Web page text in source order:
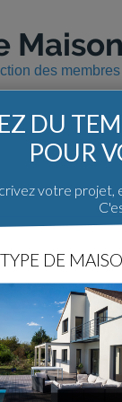
des
Les
Notre
asphodelus
Les
DU
POUR
votre projet,
DE